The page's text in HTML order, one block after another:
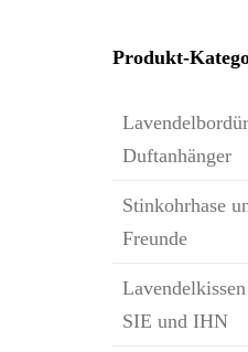
Produkt-
Duftanhänger
Stinkohrhase
Freunde
SIE und IHN